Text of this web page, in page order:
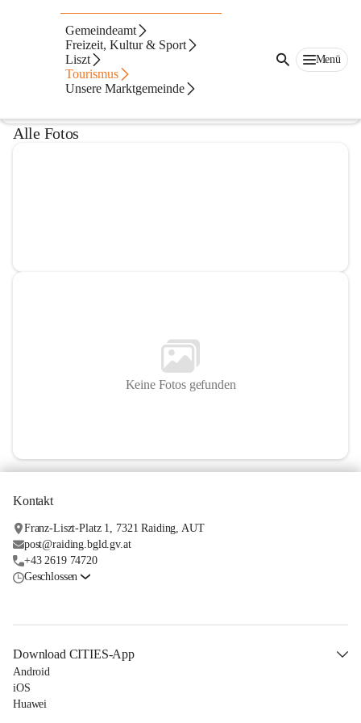
Gemeindeamt
Freizeit, Kultur & Sport
Liszt
Tourismus
Unsere Marktgemeinde
Menü
Liszt am Bach
@liszt-am-bach
Weinbar, Österreichisches Restaurant
In CITIES öffnen
Alle Fotos
Keine Fotos gefunden
Kontakt
Franz-Liszt-Platz 1, 7321 Raiding, AUT
post@raiding.bgld.gv.at
+43 2619 74720
Geschlossen
Download CITIES-App
Android
iOS
Huawei